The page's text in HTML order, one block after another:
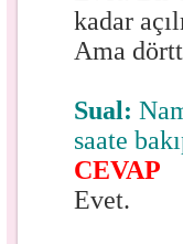
kadar
Ama
Sual:
saate
CEVAP
Evet.